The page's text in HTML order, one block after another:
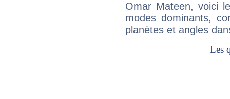
Omar Mateen, voici
modes dominants,
planètes et angles